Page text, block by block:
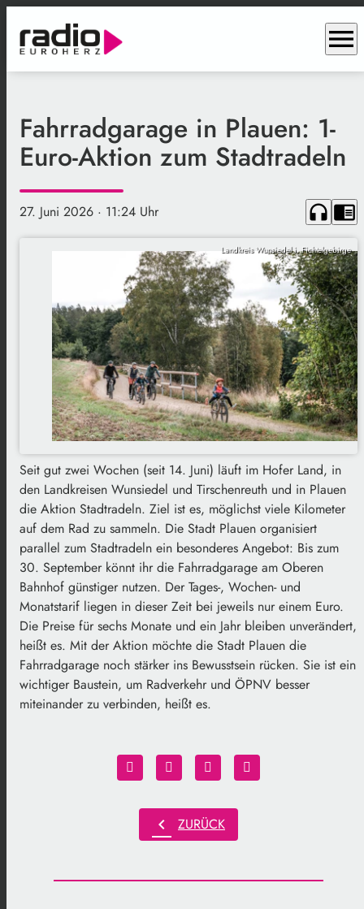
menu
Fahrradgarage in Plauen: 1-
Euro-Aktion zum Stadtradeln
27. Juni 2026 · 11:24 Uhr headphones chrome_reader_mode
Landkreis Wunsiedel i. Fichtelgebirge
Seit gut zwei Wochen (seit 14. Juni) läuft im Hofer Land, in
den Landkreisen Wunsiedel und Tirschenreuth und in Plauen
die Aktion Stadtradeln. Ziel ist es, möglichst viele Kilometer
auf dem Rad zu sammeln. Die Stadt Plauen organisiert
parallel zum Stadtradeln ein besonderes Angebot: Bis zum
30. September könnt ihr die Fahrradgarage am Oberen
Bahnhof günstiger nutzen. Der Tages-, Wochen- und
Monatstarif liegen in dieser Zeit bei jeweils nur einem Euro.
Die Preise für sechs Monate und ein Jahr bleiben unverändert,
heißt es. Mit der Aktion möchte die Stadt Plauen die
Fahrradgarage noch stärker ins Bewusstsein rücken. Sie ist ein
wichtiger Baustein, um Radverkehr und ÖPNV besser
miteinander zu verbinden, heißt es.
chevron_left ZURÜCK